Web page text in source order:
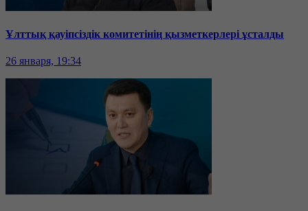
Ұлттық қауіпсіздік комитетінің қызметкерлері ұсталды
26 января, 19:34